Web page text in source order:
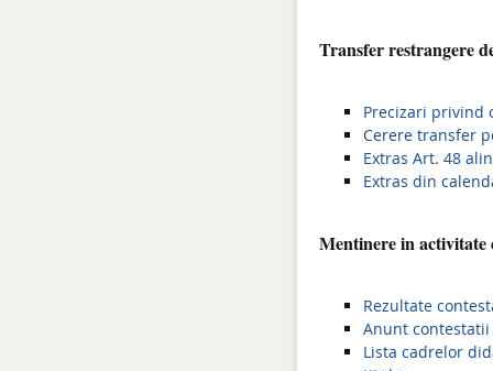
Transfer restrangere
Precizari privind
Cerere transfer
Extras Art. 48
Extras din
Mentinere in activitate
Rezultate
Anunt
Lista cadrelor